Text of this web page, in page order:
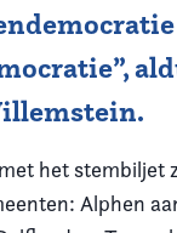
het stembiljet
Alphen